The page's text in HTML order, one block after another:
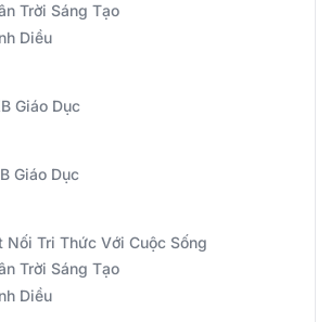
Trời Sáng Tạo
Diều
Giáo Dục
Giáo Dục
Nối Tri Thức Với Cuộc Sống
Trời Sáng Tạo
Diều